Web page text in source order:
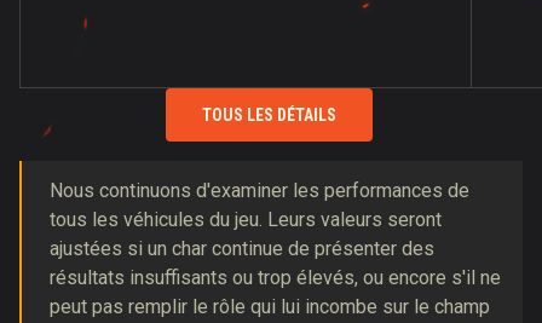
TOUS LES DÉTAILS
Nous continuons d'examiner les performances de
tous les véhicules du jeu. Leurs valeurs seront
ajustées si un char continue de présenter des
résultats insuffisants ou trop élevés, ou encore s'il ne
peut pas remplir le rôle qui lui incombe sur le champ